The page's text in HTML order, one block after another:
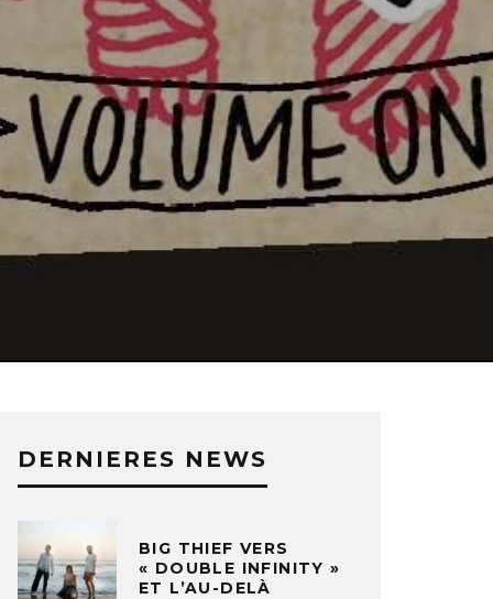
DERNIERES NEWS
BIG THIEF VERS
« DOUBLE INFINITY »
ET L’AU-DELÀ